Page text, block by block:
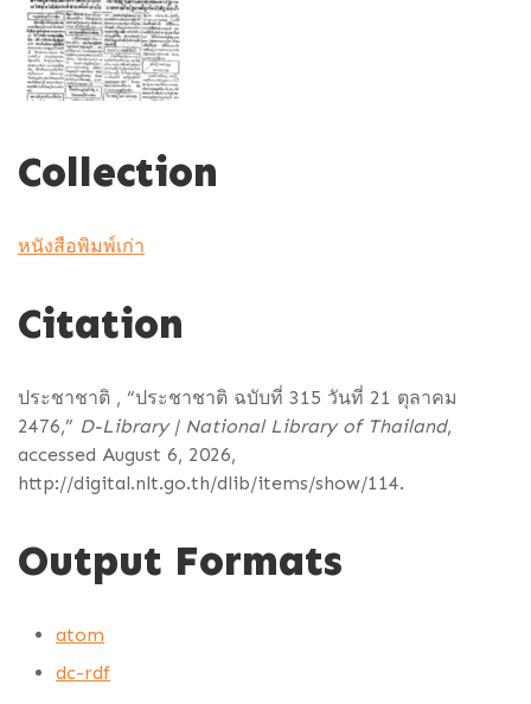
Collection
หนังสือพิมพ์เก่า
Citation
ประชาชาติ , “ประชาชาติ ฉบับที่ 315 วันที่ 21 ตุลาคม
2476,” D-Library | National Library of Thailand,
accessed August 6, 2026,
http://digital.nlt.go.th/dlib/items/show/114.
Output Formats
atom
dc-rdf